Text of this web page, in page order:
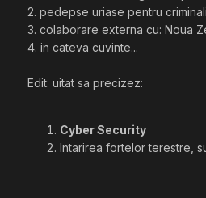
2. pedepse uriase pentru
3. colaborare externa cu: Noua
4. in cateva cuvinte...
Edit: uitat sa precizez:
Cyber Security
Intarirea fortelor terestre,